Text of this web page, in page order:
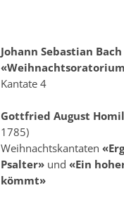
Johann Sebastian Bach
Kantate 4
Gottfried August
1785)
Weihnachtskantaten
Psalter» und «Ein
kömmt»